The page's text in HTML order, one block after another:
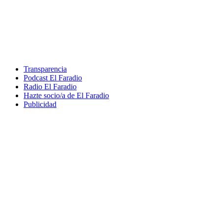
Transparencia
Podcast El Faradio
Radio El Faradio
Hazte socio/a de El Faradio
Publicidad